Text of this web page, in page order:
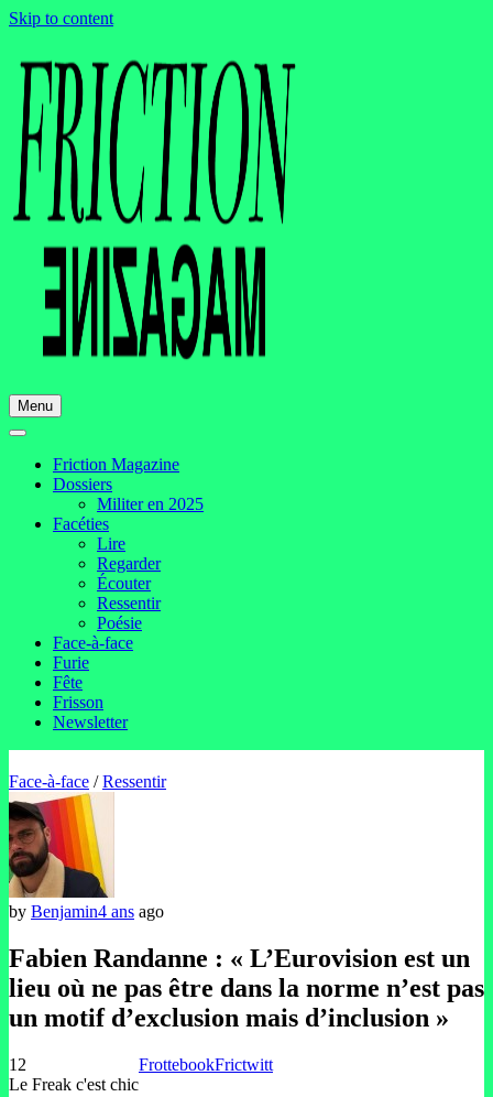
Skip to content
Menu
Friction Magazine
Dossiers
Militer en 2025
Facéties
Lire
Regarder
Écouter
Ressentir
Poésie
Face-à-face
Furie
Fête
Frisson
Newsletter
Face-à-face /Ressentir
by Benjamin4 ans ago
Fabien Randanne : « L’Eurovision est un
lieu où ne pas être dans la norme n’est pas
un motif d’exclusion mais d’inclusion »
12
Le Freak c'est chic
FrottebookFrictwitt